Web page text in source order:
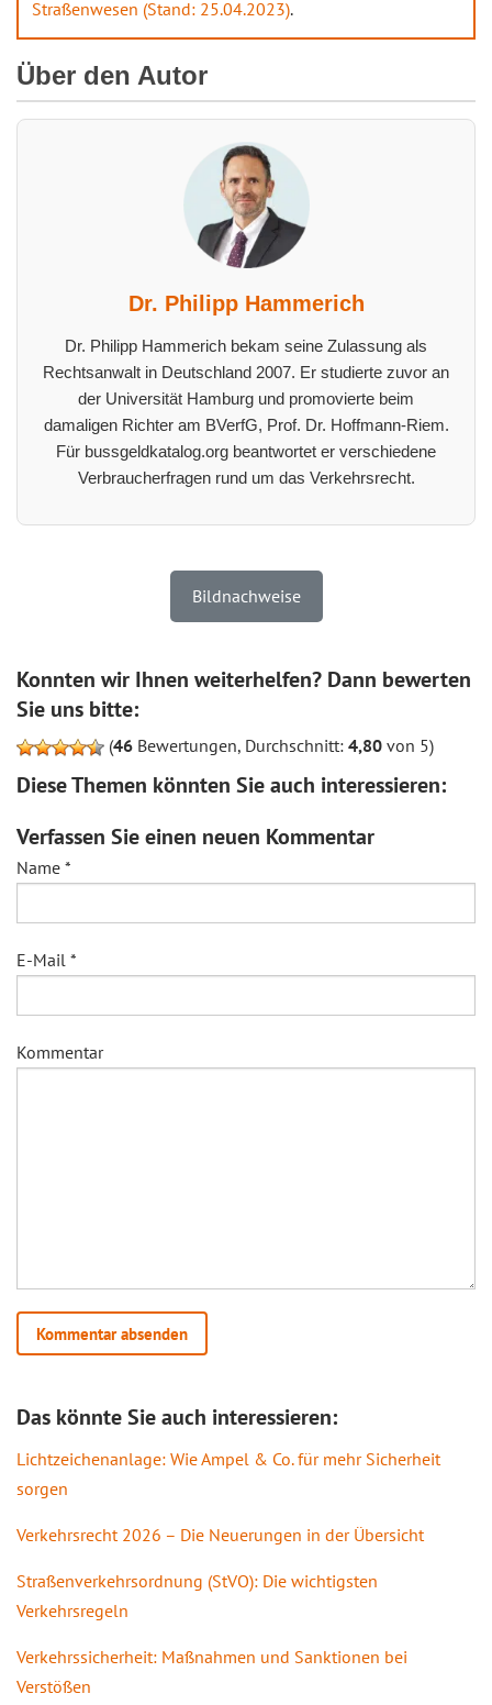
Straßenwesen (Stand: 25.04.2023).
Über den Autor
Dr. Philipp Hammerich
Dr. Philipp Hammerich bekam seine Zulassung als
Rechtsanwalt in Deutschland 2007. Er studierte zuvor an
der Universität Hamburg und promovierte beim
damaligen Richter am BVerfG, Prof. Dr. Hoffmann-Riem.
Für bussgeldkatalog.org beantwortet er verschiedene
Verbraucherfragen rund um das Verkehrsrecht.
Bildnachweise
Konnten wir Ihnen weiterhelfen? Dann bewerten
Sie uns bitte:
(46 Bewertungen, Durchschnitt: 4,80 von 5)
Diese Themen könnten Sie auch interessieren:
Verfassen Sie einen neuen Kommentar
Name *
E-Mail *
Kommentar
Das könnte Sie auch interessieren:
Lichtzeichenanlage: Wie Ampel & Co. für mehr Sicherheit
sorgen
Verkehrsrecht 2026 – Die Neuerungen in der Übersicht
Straßenverkehrsordnung (StVO): Die wichtigsten
Verkehrsregeln
Verkehrssicherheit: Maßnahmen und Sanktionen bei
Verstößen